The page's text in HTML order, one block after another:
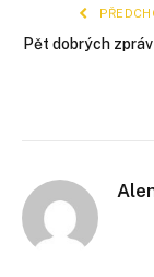
Pět dobrých